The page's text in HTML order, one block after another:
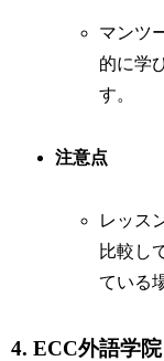
マンツ
的に学
す。
注意点
レッス
比較し
ている
4. ECC外語学